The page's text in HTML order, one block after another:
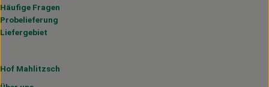
Häufige Fragen
Probelieferung
Liefergebiet
Hof Mahlitzsch